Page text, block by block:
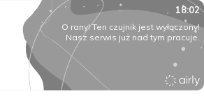
18:02
O rany! Ten czujnik jest wyłączony!
Nasz serwis już nad tym pracuje.